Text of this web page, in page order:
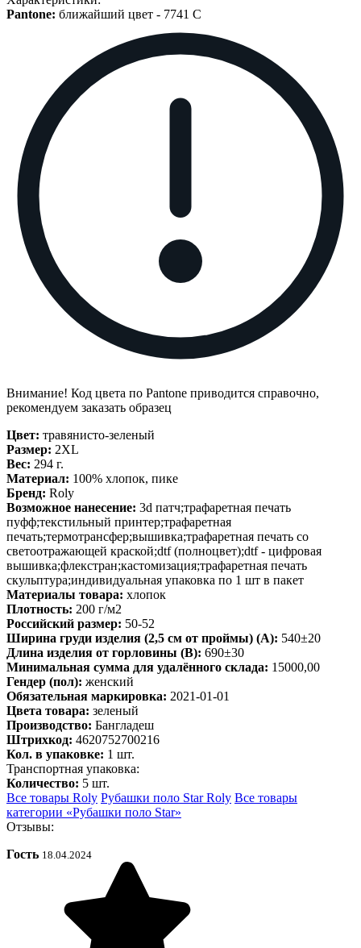
Pantone: ближайший цвет - 7741 C
Внимание! Код цвета по Pantone приводится справочно,
рекомендуем заказать образец
Цвет: травянисто-зеленый
Размер: 2XL
Вес: 294 г.
Материал: 100% хлопок, пике
Бренд: Roly
Возможное нанесение: 3d патч;трафаретная печать
пуфф;текстильный принтер;трафаретная
печать;термотрансфер;вышивка;трафаретная печать со
светоотражающей краской;dtf (полноцвет);dtf - цифровая
вышивка;флекстран;кастомизация;трафаретная печать
скульптура;индивидуальная упаковка по 1 шт в пакет
Материалы товара: хлопок
Плотность: 200 г/м2
Российский размер: 50-52
Ширина груди изделия (2,5 см от проймы) (A): 540±20
Длина изделия от горловины (B): 690±30
Минимальная сумма для удалённого склада: 15000,00
Гендер (пол): женский
Обязательная маркировка: 2021-01-01
Цвета товара: зеленый
Производство: Бангладеш
Штрихкод: 4620752700216
Кол. в упаковке: 1 шт.
Транспортная упаковка:
Количество: 5 шт.
Все товары Roly Рубашки поло Star Roly Все товары
категории «Рубашки поло Star»
Отзывы:
Гость 18.04.2024